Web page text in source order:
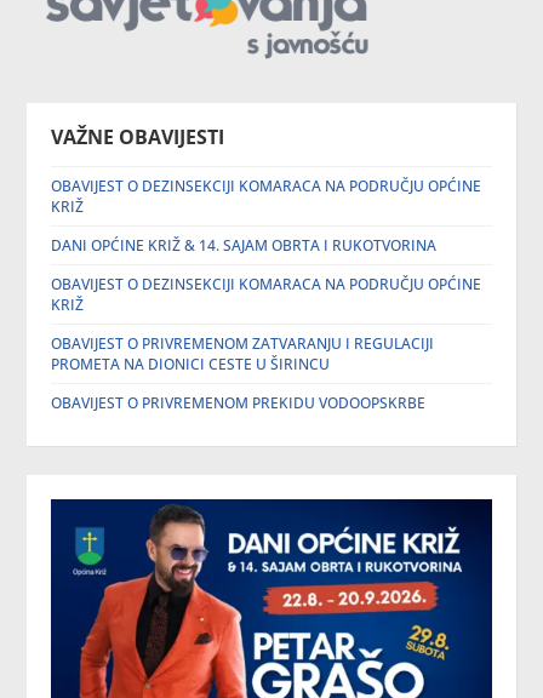
VAŽNE OBAVIJESTI
OBAVIJEST O DEZINSEKCIJI KOMARACA NA PODRUČJU OPĆINE
KRIŽ
DANI OPĆINE KRIŽ & 14. SAJAM OBRTA I RUKOTVORINA
OBAVIJEST O DEZINSEKCIJI KOMARACA NA PODRUČJU OPĆINE
KRIŽ
OBAVIJEST O PRIVREMENOM ZATVARANJU I REGULACIJI
PROMETA NA DIONICI CESTE U ŠIRINCU
OBAVIJEST O PRIVREMENOM PREKIDU VODOOPSKRBE